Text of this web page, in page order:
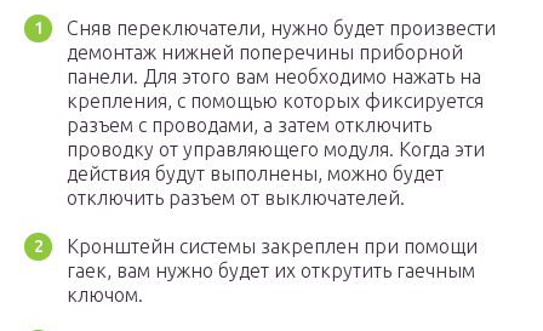
Сняв переключатели, нужно будет произвести
демонтаж нижней поперечины приборной
панели. Для этого вам необходимо нажать на
крепления, с помощью которых фиксируется
разъем с проводами, а затем отключить
проводку от управляющего модуля. Когда эти
действия будут выполнены, можно будет
отключить разъем от выключателей.
Кронштейн системы закреплен при помощи
гаек, вам нужно будет их открутить гаечным
ключом.